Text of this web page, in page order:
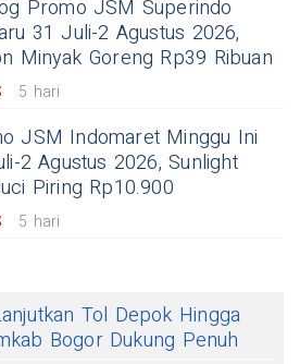
Promo JSM Superindo
31 Juli-2 Agustus 2026,
Minyak Goreng Rp39 Ribuan
5 hari
JSM Indomaret Minggu Ini
2 Agustus 2026, Sunlight
Piring Rp10.900
5 hari
Tol Depok Hingga
Bogor Dukung Penuh